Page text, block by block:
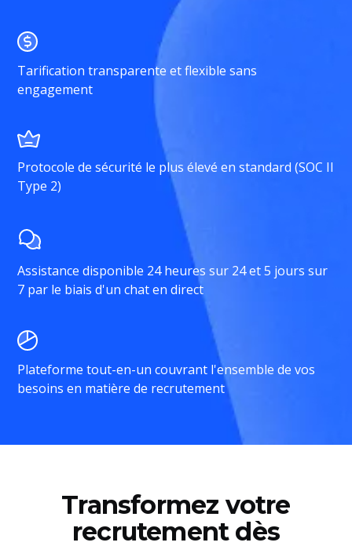
Tarification transparente et flexible sans
engagement
Protocole de sécurité le plus élevé en standard (SOC II
Type 2)
Assistance disponible 24 heures sur 24 et 5 jours sur
7 par le biais d'un chat en direct
Plateforme tout-en-un couvrant l'ensemble de vos
besoins en matière de recrutement
Transformez votre
recrutement dès